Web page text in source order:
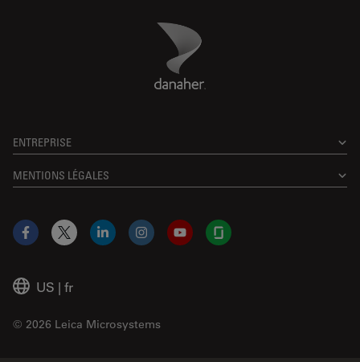
Danaher Logo
ENTREPRISE
MENTIONS LÉGALES
US | fr
© 2026 Leica Microsystems
Facebook
X LinkedInInstagramYouTubeGlassdoor